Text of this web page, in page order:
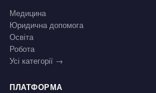
Медицина
Юридична допомога
Освіта
Робота
Усі категорії →
ПЛАТФОРМА